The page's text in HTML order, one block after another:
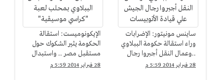
ساينس مونيتور: الإضرابات
وراء استقالة حكومة الببلاوي
..وعمال النقل أجبروا رجال
الجيش علي قيادة
28 فبراير 2014 5:59 م
الإيكونوميست: استقالة
الحكومة يثير الشكوك حول
مستقبل مصر .. واستبدال
الببلاوي بمحلب لعبة
28 فبراير 2014 5:59 م